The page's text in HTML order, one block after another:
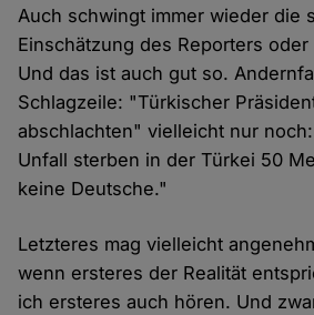
Auch schwingt immer wieder die
Einschätzung des Reporters
Und das ist auch gut so.
Schlagzeile: "Türkischer
abschlachten" vielleicht nur
Unfall sterben in der Türkei 50
keine Deutsche."
Letzteres mag vielleicht
wenn ersteres der Realität
ich ersteres auch hören. Und